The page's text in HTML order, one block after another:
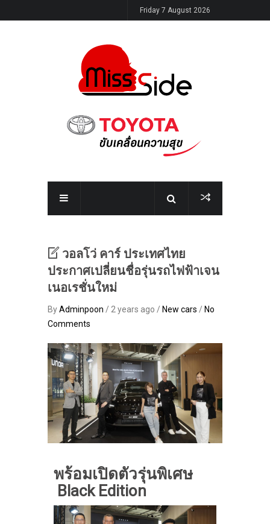
Friday 7 August 2026
วอลโว่ คาร์ ประเทศไทย
ประกาศเปลี่ยนชื่อรุ่นรถไฟฟ้าเจน
เนอเรชั่นใหม่
ByAdminpoon / 2 years ago / New cars / No
Comments
พร้อมเปิดตัวรุ่นพิเศษ
Black Edition